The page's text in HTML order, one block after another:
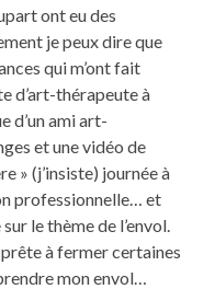
ont eu des
je peux dire que
qui m’ont fait
d’art-thérapeute à
d’un ami art-
et une vidéo de
» (j’insiste) journée à
professionnelle… et
le thème de l’envol.
prête à fermer certaines
mon envol…